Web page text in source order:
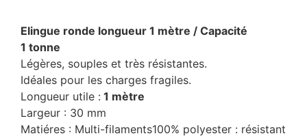
Elingue ronde longueur 1 mètre / Capacité
1 tonne
Légères, souples et très résistantes.
Idéales pour les charges fragiles.
Longueur utile : 1 mètre
Largeur : 30 mm
Matiéres : Multi-filaments100% polyester : résistant